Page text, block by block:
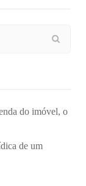
do imóvel, o
de um